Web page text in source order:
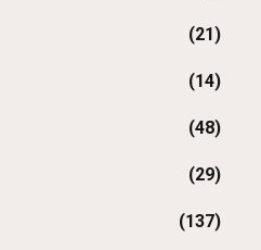
(21)
(14)
(48)
(29)
(137)